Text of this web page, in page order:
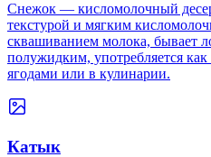
Снежок — кисломолочный
текстурой и мягким
сквашиванием молока, бывает
полужидким, употребляется как
ягодами или в кулинарии.
Катык